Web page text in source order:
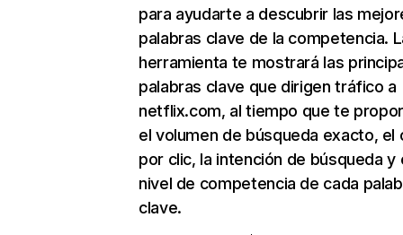
para ayudarte a descubrir las
palabras clave de la competencia.
herramienta te mostrará las
palabras clave que dirigen tráfico a
netflix.com, al tiempo que te
el volumen de búsqueda exacto, el
por clic, la intención de búsqueda y
nivel de competencia de cada
clave.